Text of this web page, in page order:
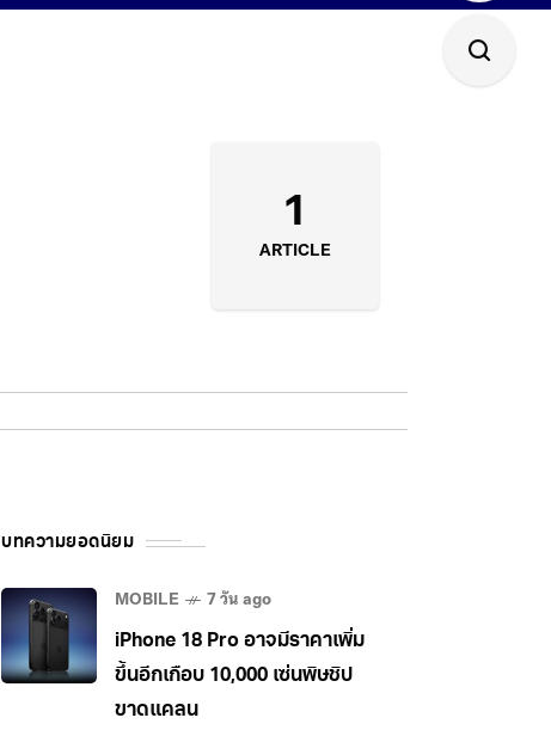
1
ARTICLE
บทความยอดนิยม
MOBILE 7 วัน ago
iPhone 18 Pro อาจมีราคาเพิ่ม
ขึ้นอีกเกือบ 10,000 เซ่นพิษชิป
ขาดแคลน